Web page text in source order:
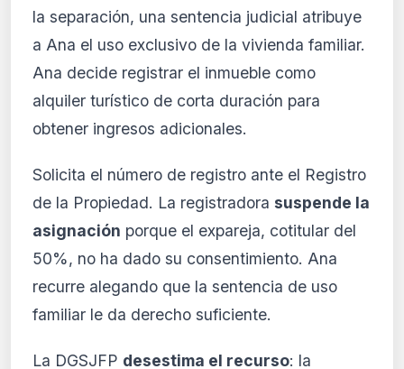
la separación, una sentencia judicial atribuye
a Ana el uso exclusivo de la vivienda familiar.
Ana decide registrar el inmueble como
alquiler turístico de corta duración para
obtener ingresos adicionales.
Solicita el número de registro ante el Registro
de la Propiedad. La registradora suspende la
asignación porque el expareja, cotitular del
50%, no ha dado su consentimiento. Ana
recurre alegando que la sentencia de uso
familiar le da derecho suficiente.
La DGSJFP desestima el recurso: la